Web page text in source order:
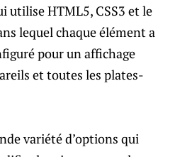
utilise HTML5, CSS3 et le
lequel chaque élément a
pour un affichage
et toutes les plates-
variété d’options qui